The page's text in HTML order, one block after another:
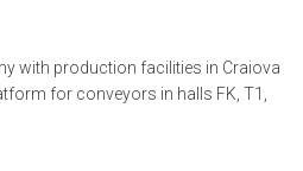
with production facilities in Craiova
for conveyors in halls FK, T1,